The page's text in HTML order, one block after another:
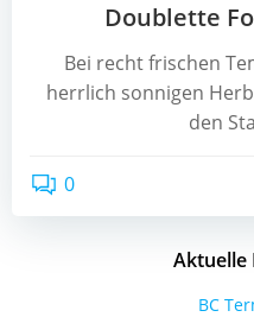
Doublette
Bei recht frischen
herrlich sonnigen
den
0
Aktuelle
BC